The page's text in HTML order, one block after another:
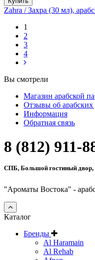
Zahra / Захра (30 мл),
1
2
3
4
Вы смотрели
Магазин арабской
Отзывы об арабских
Информация
Обратная связь
8 (812) 911-
СПБ, Большой гостиный двор,
"Ароматы Востока" -
Каталог
Бренды
Al Haramain
Al Rehab